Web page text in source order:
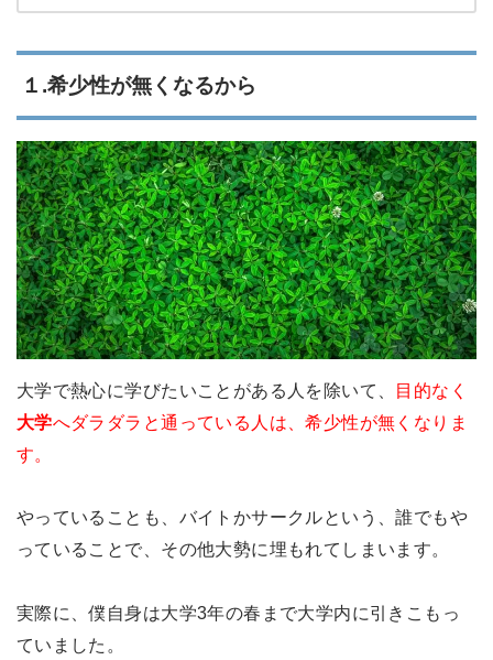
１.希少性が無くなるから
大学で熱心に学びたいことがある人を除いて、 目的なく
大学へダラダラと通っている人は、希少性が無くなりま
す。
やっていることも、バイトかサークルという、誰でもや
っていることで、その他大勢に埋もれてしまいます。
実際に、僕自身は大学3年の春まで大学内に引きこもっ
ていました。